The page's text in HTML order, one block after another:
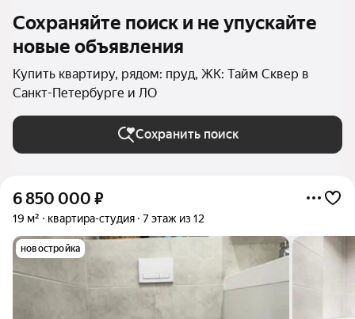
Сохраняйте поиск и не упускайте
новые объявления
Купить квартиру, рядом: пруд, ЖК: Тайм Сквер в
Санкт-Петербурге и ЛО
Сохранить поиск
6 850 000 ₽
19 м² квартира-студия 7 этаж из 12
новостройка